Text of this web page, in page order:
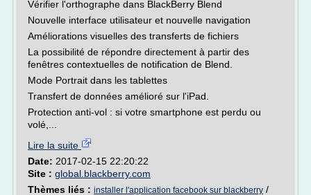
Vérifier l'orthographe dans BlackBerry Blend
Nouvelle interface utilisateur et nouvelle navigation
Améliorations visuelles des transferts de fichiers
La possibilité de répondre directement à partir des
fenêtres contextuelles de notification de Blend.
Mode Portrait dans les tablettes
Transfert de données amélioré sur l'iPad.
Protection anti-vol : si votre smartphone est perdu ou
volé,...
Lire la suite
Date: 2017-02-15 22:20:22
Site : global.blackberry.com
Thèmes liés : installer l'application facebook sur blackberry /